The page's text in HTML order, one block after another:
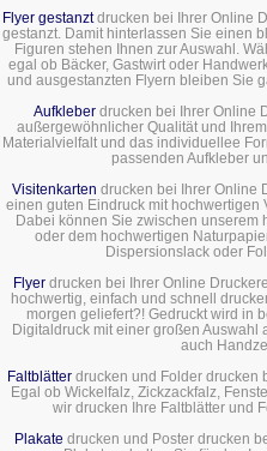
Flyer gestanztdrucken bei Ihrer Online
gestanzt. Damit hinterlassen Sie einen
Figuren stehen Ihnen zur Auswahl.
egal ob Bäcker, Gastwirt oder
und ausgestanzten Flyern bleiben Sie
Aufkleberdrucken bei Ihrer Online
außergewöhnlicher Qualität und
Materialvielfalt und das individuellee
passenden Aufkleber
Visitenkarten drucken bei Ihrer Online
einen guten Eindruck mit hochwertigen
Dabei können Sie zwischen
oder dem hochwertigen
Dispersionslack oder
Flyer drucken bei Ihrer Online
hochwertig, einfach und schnell
morgen geliefert?! Gedruckt wird in
Digitaldruck mit einer großen Auswahl
auch
Faltblätterdrucken und Folder drucken
Egal ob Wickelfalz, Zickzackfalz,
wir drucken Ihre Faltblätter und
Plakate drucken und Poster drucken